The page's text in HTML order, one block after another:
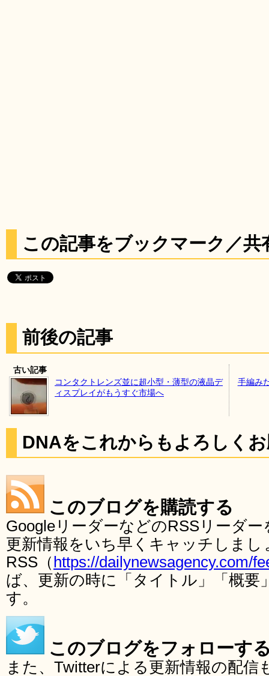
この記事をブックマーク／共
前後の記事
古い記事
コンタクトレンズ並に超小型・薄型の液晶デ
ィスプレイがもうすぐ市場へ
手編み
DNAをこれからもよろしく
このブログを購読する
GoogleリーダーなどのRSSリーダ
更新情報をいち早くキャッチしま
RSS（ https://dailynewsagency.com/
ば、更新の時に「タイトル」「概要
す。
このブログをフォローす
また、Twitterによる更新情報の配